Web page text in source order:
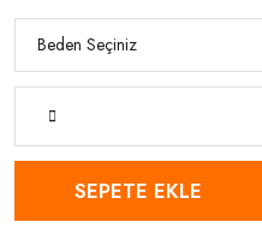
SEPETE EKLE